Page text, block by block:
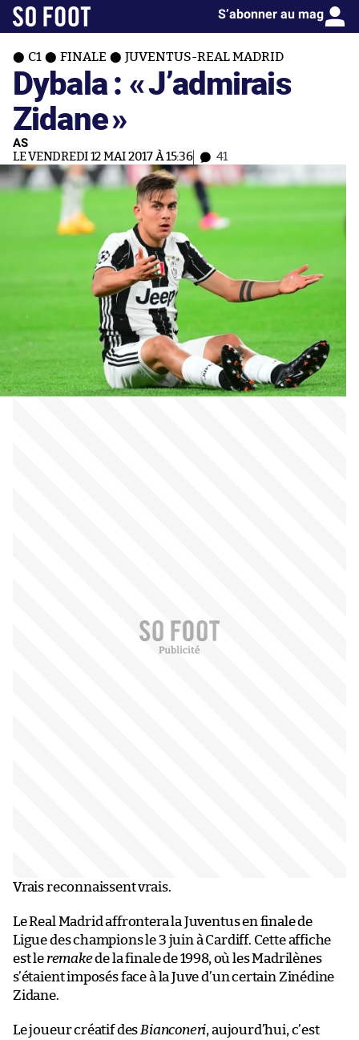
S’abonner au mag
C1 FINALE JUVENTUS-REAL MADRID
Dybala : «J’admirais
Zidane»
AS
LE VENDREDI 12 MAI 2017 À 15:36 41
Vrais reconnaissent vrais.
Le Real Madrid affrontera la Juventus en finale de
Ligue des champions le 3 juin à Cardiff. Cette affiche
est le remakede la finale de 1998, où les Madrilènes
s’étaient imposés face à la Juve d’un certain Zinédine
Zidane.
Le joueur créatif desBianconeri, aujourd’hui, c’est